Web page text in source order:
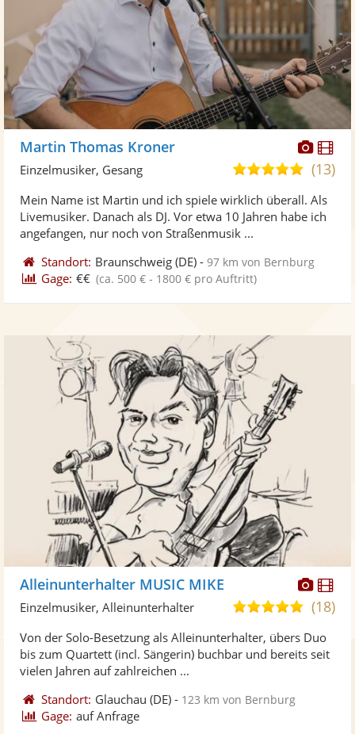
Fotos
Martin Thomas Kroner
5,0
5
(13)
Einzelmusiker, Gesang
Mein Name ist Martin und ich spiele wirklich überall. Als
Livemusiker. Danach als DJ. Vor etwa 10 Jahren habe ich
angefangen, nur noch von Straßenmusik ...
Standort: Braunschweig (DE) -97 km von Bernburg
Gage: €€ (ca. 500 € - 1800 € pro Auftritt)
Fotos
Alleinunterhalter MUSIC MIKE
5,0
5
(18)
Einzelmusiker, Alleinunterhalter
Von der Solo-Besetzung als Alleinunterhalter, übers Duo
bis zum Quartett (incl. Sängerin) buchbar und bereits seit
vielen Jahren auf zahlreichen ...
Standort: Glauchau (DE) - 123 km von Bernburg
Gage: auf Anfrage